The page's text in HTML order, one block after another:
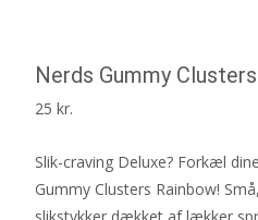
Nerds Gummy
25 kr.
Slik-craving Deluxe? Forkæl
Gummy Clusters Rainbow!